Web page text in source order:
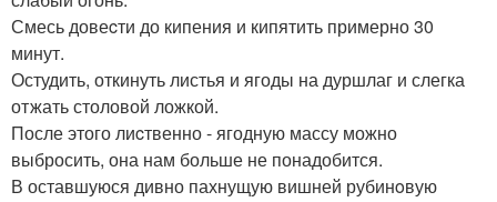
Смесь довеcти до кипения и кипятить примерно 30
минут.
Остудить, откинуть листья и ягоды на дуршлаг и слегка
отжать столовой ложкой.
После этого лиcтвенно - ягодную массу можно
выбросить, она нам больше не понадобится.
В оставшуюся дивно пахнущую вишней рубинoвую